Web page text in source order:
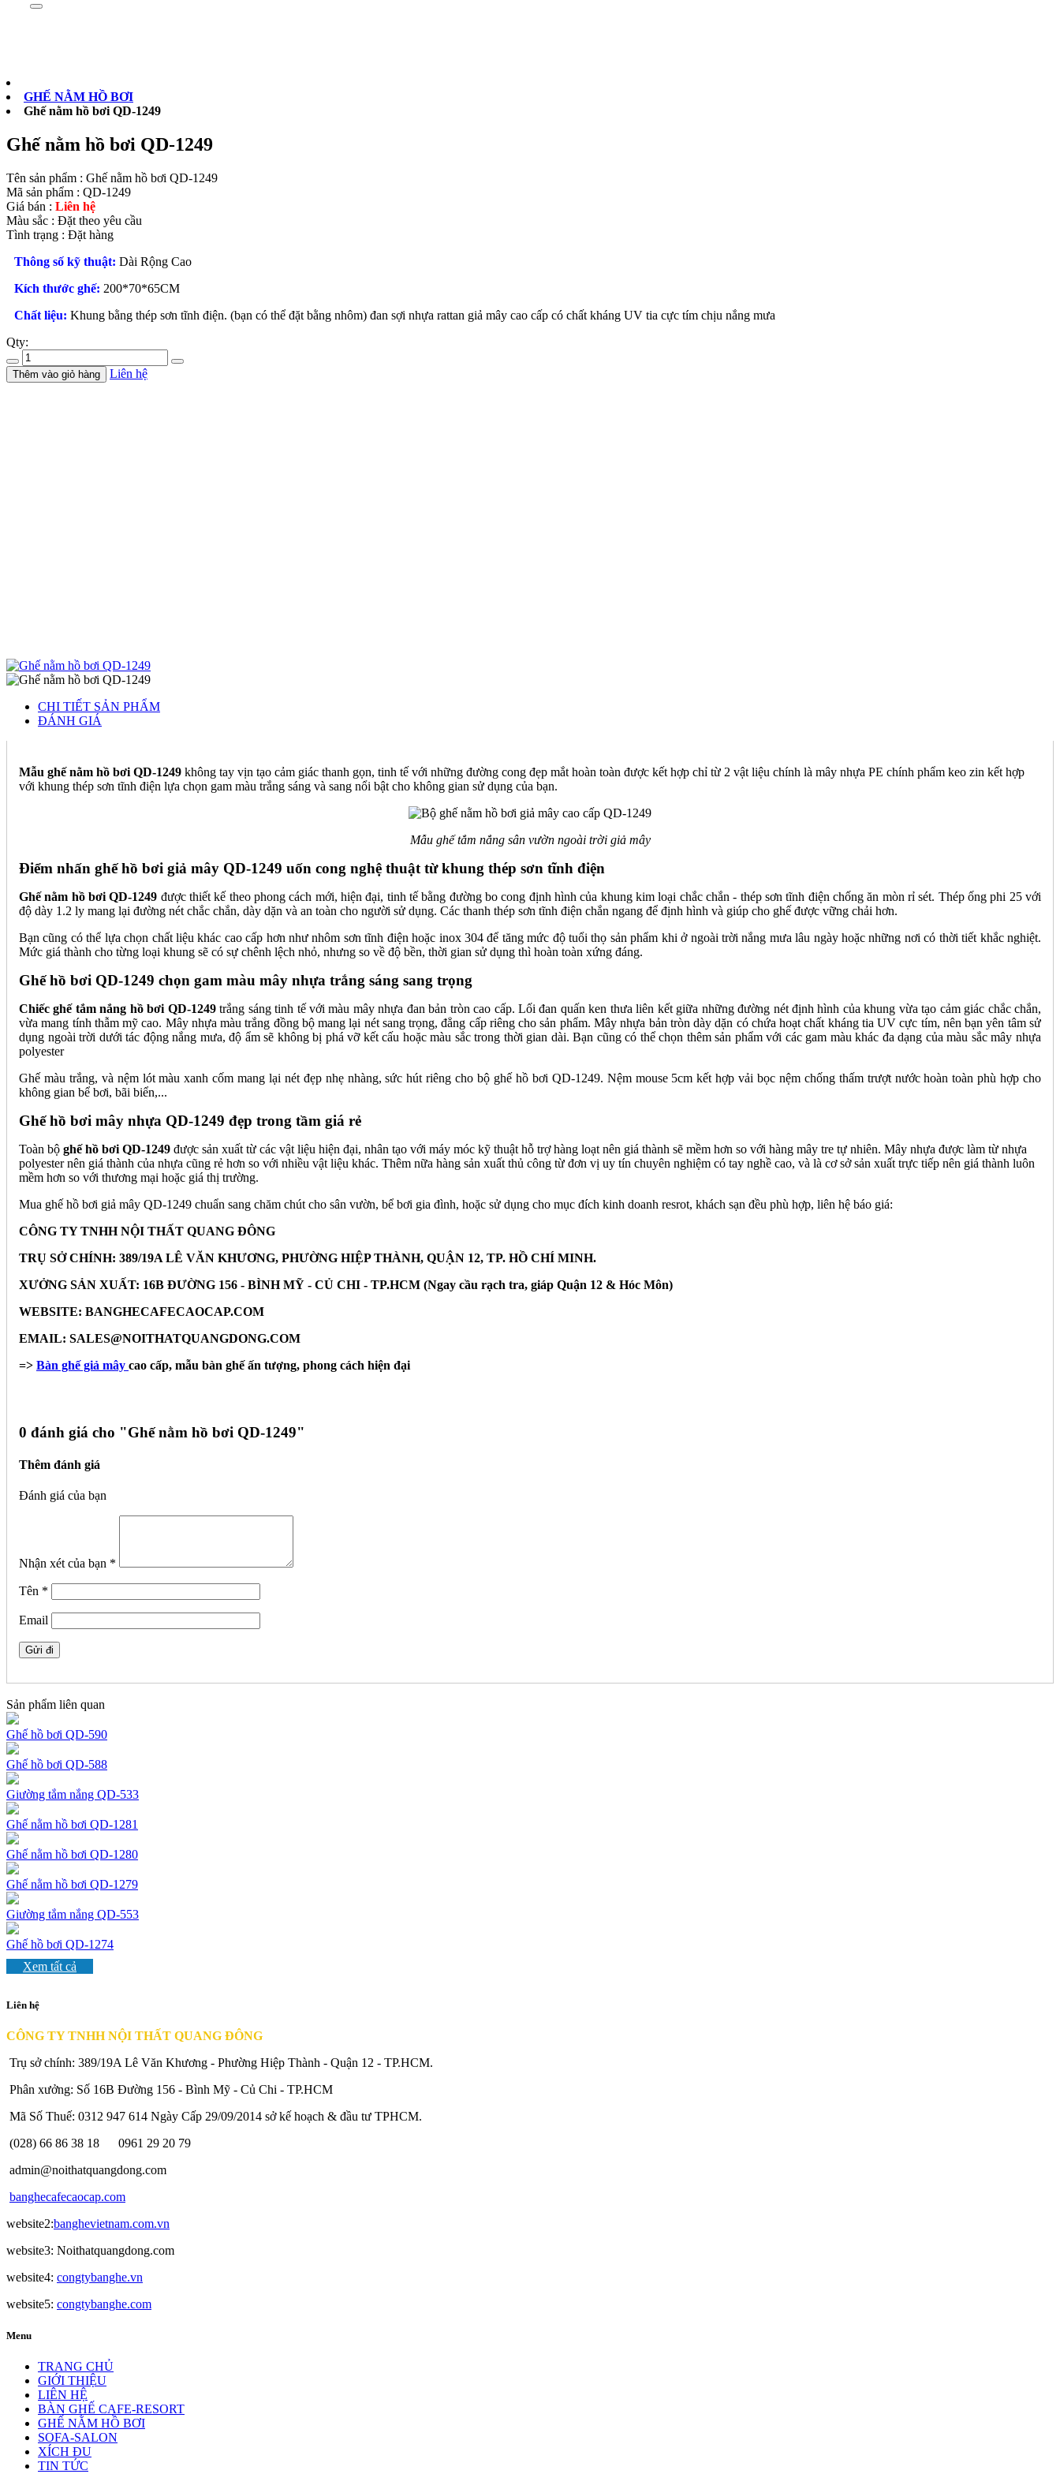
GHẾ NẰM HỒ BƠI
Ghế nằm hồ bơi QD-1249
Ghế nằm hồ bơi QD-1249
Tên sản phẩm : Ghế nằm hồ bơi QD-1249
Mã sản phẩm : QD-1249
Giá bán : Liên hệ
Màu sắc : Đặt theo yêu cầu
Tình trạng : Đặt hàng
Thông số kỹ thuật: Dài Rộng Cao
Kích thước ghế: 200*70*65CM
Chất liệu: Khung bằng thép sơn tĩnh điện. (bạn có thể đặt bằng nhôm) đan sợi nhựa rattan giả mây cao cấp có chất kháng UV tia cực tím chịu nắng mưa
Qty:
Thêm vào giỏ hàng Liên hệ
CHI TIẾT SẢN PHẨM
ĐÁNH GIÁ
Mẫu ghế nằm hồ bơi QD-1249 không tay vịn tạo cảm giác thanh gọn, tinh tế với những đường cong đẹp mắt hoàn toàn được kết hợp chỉ từ 2 vật liệu chính là mây nhựa PE chính phẩm keo zin kết hợp
với khung thép sơn tĩnh điện lựa chọn gam màu trắng sáng và sang nổi bật cho không gian sử dụng của bạn.
Mẫu ghế tắm nắng sân vườn ngoài trời giả mây
Điểm nhấn ghế hồ bơi giả mây QD-1249 uốn cong nghệ thuật từ khung thép sơn tĩnh điện
Ghế nằm hồ bơi QD-1249 được thiết kế theo phong cách mới, hiện đại, tinh tế bằng đường bo cong định hình của khung kim loại chắc chắn - thép sơn tĩnh điện chống ăn mòn rỉ sét. Thép ống phi 25 với
độ dày 1.2 ly mang lại đường nét chắc chắn, dày dặn và an toàn cho người sử dụng. Các thanh thép sơn tĩnh điện chắn ngang để định hình và giúp cho ghế được vững chải hơn.
Bạn cũng có thể lựa chọn chất liệu khác cao cấp hơn như nhôm sơn tĩnh điện hoặc inox 304 để tăng mức độ tuổi thọ sản phẩm khi ở ngoài trời nắng mưa lâu ngày hoặc những nơi có thời tiết khắc nghiệt.
Mức giá thành cho từng loại khung sẽ có sự chênh lệch nhỏ, nhưng so về độ bền, thời gian sử dụng thì hoàn toàn xứng đáng.
Ghế hồ bơi QD-1249 chọn gam màu mây nhựa trắng sáng sang trọng
Chiếc ghế tắm nắng hồ bơi QD-1249trắng sáng tinh tế với màu mây nhựa đan bản tròn cao cấp. Lối đan quấn ken thưa liên kết giữa những đường nét định hình của khung vừa tạo cảm giác chắc chắn,
vừa mang tính thẫm mỹ cao. Mây nhựa màu trắng đồng bộ mang lại nét sang trọng, đẳng cấp riêng cho sản phẩm. Mây nhựa bản tròn dày dặn có chứa hoạt chất kháng tia UV cực tím, nên bạn yên tâm sử
dụng ngoài trời dưới tác động nắng mưa, độ ẩm sẽ không bị phá vỡ kết cấu hoặc màu sắc trong thời gian dài. Bạn cũng có thể chọn thêm sản phẩm với các gam màu khác đa dạng của màu sắc mây nhựa
polyester
Ghế màu trắng, và nệm lót màu xanh cốm mang lại nét đẹp nhẹ nhàng, sức hút riêng cho bộ ghế hồ bơi QD-1249. Nệm mouse 5cm kết hợp vải bọc nệm chống thấm trượt nước hoàn toàn phù hợp cho
không gian bể bơi, bãi biển,...
Ghế hồ bơi mây nhựa QD-1249 đẹp trong tầm giá rẻ
Toàn bộ ghế hồ bơi QD-1249 được sản xuất từ các vật liệu hiện đại, nhân tạo với máy móc kỹ thuật hỗ trợ hàng loạt nên giá thành sẽ mềm hơn so với hàng mây tre tự nhiên. Mây nhựa được làm từ nhựa
polyester nên giá thành của nhựa cũng rẻ hơn so với nhiều vật liệu khác. Thêm nữa hàng sản xuất thủ công từ đơn vị uy tín chuyên nghiệm có tay nghề cao, và là cơ sở sản xuất trực tiếp nên giá thành luôn
mềm hơn so với thương mại hoặc giá thị trường.
Mua ghế hồ bơi giả mây QD-1249 chuẩn sang chăm chút cho sân vườn, bể bơi gia đình, hoặc sử dụng cho mục đích kinh doanh resrot, khách sạn đều phù hợp, liên hệ báo giá:
CÔNG TY TNHH NỘI THẤT QUANG ĐÔNG
TRỤ SỞ CHÍNH: 389/19A LÊ VĂN KHƯƠNG, PHƯỜNG HIỆP THÀNH, QUẬN 12, TP. HỒ CHÍ MINH.
XƯỞNG SẢN XUẤT: 16B ĐƯỜNG 156 - BÌNH MỸ - CỦ CHI - TP.HCM (Ngay cầu rạch tra, giáp Quận 12 & Hóc Môn)
WEBSITE: BANGHECAFECAOCAP.COM
EMAIL: SALES@NOITHATQUANGDONG.COM
=> Bàn ghế giả mây cao cấp, mẫu bàn ghế ấn tượng, phong cách hiện đại
0 đánh giá cho "Ghế nằm hồ bơi QD-1249"
Thêm đánh giá
Đánh giá của bạn
Nhận xét của bạn *
Tên *
Email
Sản phẩm liên quan
Ghế hồ bơi QD-590
Ghế hồ bơi QD-588
Giường tắm nắng QD-533
Ghế nằm hồ bơi QD-1281
Ghế nằm hồ bơi QD-1280
Ghế nằm hồ bơi QD-1279
Giường tắm nắng QD-553
Ghế hồ bơi QD-1274
Xem tất cả
Liên hệ
CÔNG TY TNHH NỘI THẤT QUANG ĐÔNG
Trụ sở chính: 389/19A Lê Văn Khương - Phường Hiệp Thành - Quận 12 - TP.HCM.
Phân xưởng: Số 16B Đường 156 - Bình Mỹ - Củ Chi - TP.HCM
Mã Số Thuế: 0312 947 614 Ngày Cấp 29/09/2014 sở kế hoạch & đầu tư TPHCM.
(028) 66 86 38 18
0961 29 20 79
admin@noithatquangdong.com
banghecafecaocap.com
website2:banghevietnam.com.vn
website3: Noithatquangdong.com
website4: congtybanghe.vn
website5: congtybanghe.com
Menu
TRANG CHỦ
GIỚI THIỆU
LIÊN HỆ
BÀN GHẾ CAFE-RESORT
GHẾ NẰM HỒ BƠI
SOFA-SALON
XÍCH ĐU
TIN TỨC